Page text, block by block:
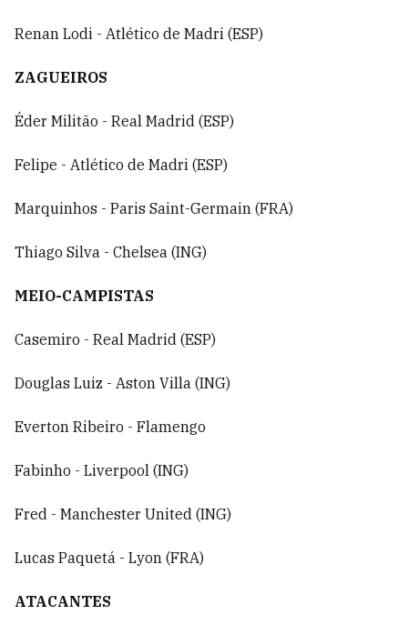
Renan Lodi - Atlético de Madri (ESP)
ZAGUEIROS
Éder Militão - Real Madrid (ESP)
Felipe - Atlético de Madri (ESP)
Marquinhos - Paris Saint-Germain (FRA)
Thiago Silva - Chelsea (ING)
MEIO-CAMPISTAS
Casemiro - Real Madrid (ESP)
Douglas Luiz - Aston Villa (ING)
Everton Ribeiro - Flamengo
Fabinho - Liverpool (ING)
Fred - Manchester United (ING)
Lucas Paquetá - Lyon (FRA)
ATACANTES